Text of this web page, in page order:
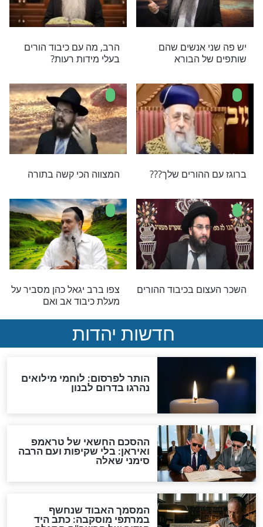
מאוד בכיבוד כיבוד הורים - סגולה אדירה
- גם כשהם לא כיבוד אב ואם - זה משל אב
המלמד יותר
לכבד את
סגולת כיבוד הורים